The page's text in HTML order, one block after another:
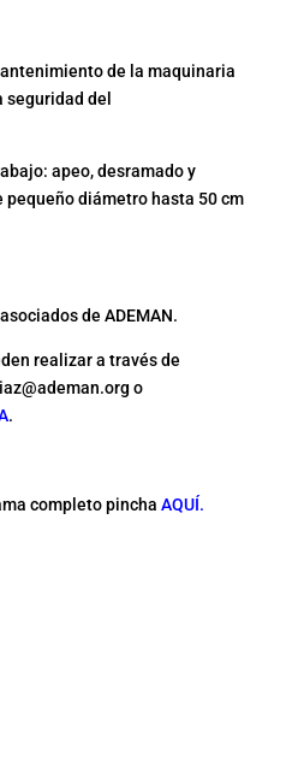
de la maquinaria
seguridad del
apeo, desramado y
diámetro hasta 50 cm
asociados de ADEMAN.
realizar a través de
o
.
completo pincha AQUÍ.